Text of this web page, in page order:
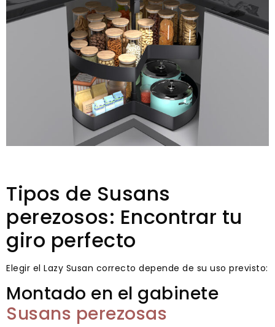
Tipos de Susans
perezosos: Encontrar tu
giro perfecto
Elegir el Lazy Susan correcto depende de su uso previsto:
Montado en el gabinete
Susans perezosas